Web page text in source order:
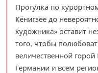
Прогулка по
Кёнигзее до
художника» оставит
того, чтобы
величественной
Германии и всем